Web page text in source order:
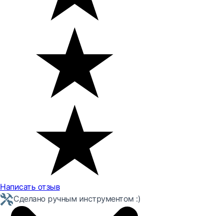
Написать отзыв
Сделано ручным инструментом :)